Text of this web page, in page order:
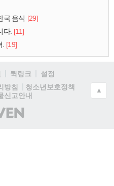
국 음식 [29]
다. [11]
. [19]
퀵링크
설정
방침
청소년보호정책
신고안내
(주)
인
▲